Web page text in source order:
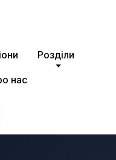
Розділи
нас